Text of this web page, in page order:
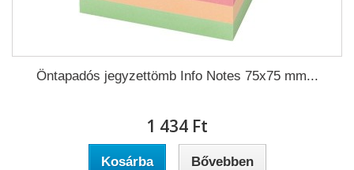
Öntapadós jegyzettömb Info Notes 75x75 mm...
1 434 Ft‎
Kosárba Bővebben